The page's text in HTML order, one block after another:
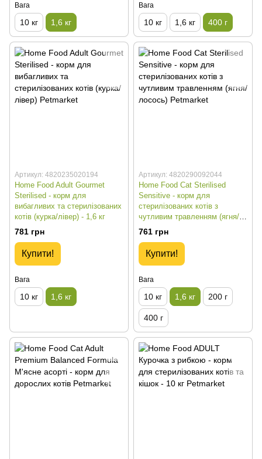
Вага
10 кг 1,6 кг
Вага
10 кг 1,6 кг 400 г
Артикул: 4820235020194
Home Food Adult Gourmet
Sterilised - корм для
вибагливих та стерилізованих
котів (курка/лівер) - 1,6 кг
781 грн
Купити!
Вага
10 кг 1,6 кг
Артикул: 4820290092044
Home Food Cat Sterilised
Sensitive - корм для
стерилізованих котів з
чутливим травленням (ягня/
лосось) - 1,6 кг
761 грн
Купити!
Вага
10 кг 1,6 кг 200 г
400 г